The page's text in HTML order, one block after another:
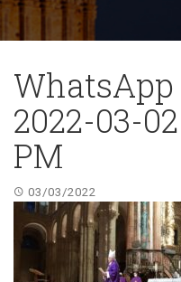
WhatsApp
2022-03-
PM
03/03/2022